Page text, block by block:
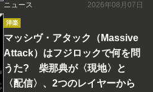
ニュース 2026年08月07日
洋楽
マッシヴ・アタック（Massive
Attack）はフジロックで何を問
うた? 柴那典が〈現地〉と
〈配信〉、2つのレイヤーから